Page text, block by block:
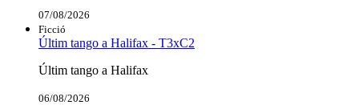
07/08/2026
Ficció
Últim tango a Halifax - T3xC2
Últim tango a Halifax
06/08/2026